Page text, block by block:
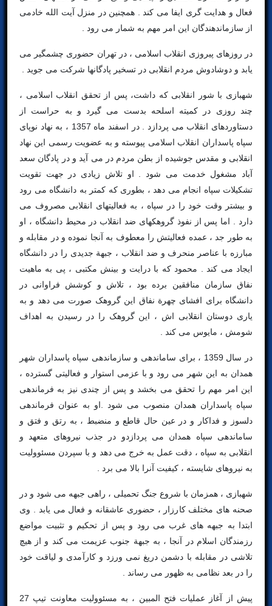
فعال و هدایت گری ایفا می کند . همچنین در منزل آیت الله خادمی
از سازماندهندگان این امر مهم به شمار می رود .
در روزهای پیروزی انقلاب اسلامی ، در تهران حضوری چشمگیر می
یابد و دوشادوش مردم انقلابی در تسخیر پادگانها شرکت می جوید .
شهبازی با شور انقلابی که داشت، پس از تحقق انقلاب اسلامی ،
چند روزی در کمیته اسلحه بدست می گیرد و به حراست از
دستاوردهای انقلاب می پردازد . در اسفند ماه 1357 ، به نهاد نوپای
سپاه پاسداران انقلاب اسلامی پیوسته و به عضویت رسمی این نهاد
انقلابی و مقدس جوشیده از بطن مردم در می آید و در پادگان سعد
آباد مشغول خدمت می شود . او تلاش زیادی در جهت تقویت
تشکیلات سپاه انجام می دهد ، بطوری که کمتر به دانشگاه می رود
و بیشتر وقت خود را در سپاه ، به فعالیتهای انقلابی مصروف می
دارد . اما پس از نفوذ گروهکهای ضد انقلاب در محیط دانشگاه ، او
به طور جد ، عمده فعالیتش را معطوف به آنجا نموده و در مقابله و
مبارزه با عناصر منحرف و ضد انقلاب ، جبهة جدیدی را در دانشگاه
ایجاد می کند . محمود که با درایت و بینش مکتبی ، پی به ماهیت
نفاق سازمان منافقین برده بود ، تلاش و کوشش فراوانی در
دانشگاه برای افشای چهرة نفاق این گروهک صورت می دهد و به
یاری دوستان انقلابی اش ، این گروهک را در رسیدن به اهداف
شومش ، مایوس می کند .
در سال 1359 ، برای ساماندهی و سازماندهی سپاه پاسداران شهر
همدان به این شهر می رود و با عزمی استوار و فعالیتی گسترده ،
این امر مهم را تحقق می بخشد و پس از چندی نیز به فرماندهی
سپاه پاسداران همدان منصوب می شود .او به عنوان فرماندهی
دلسوز و فداکار و در عین حال قاطع و منضبط ، به رتق و فتق و
ساماندهی سپاه همدان می پردازدو در جذب نیروهای متعهد و
انقلابی به سپاه ، دقت عمل به خرج می دهد و با سپردن مسئوولیت
به نیروهای شایسته ، کیفیت آنرا بالا می برد .
شهبازی ، همزمان با شروع جنگ تحمیلی ، راهی جبهه می شود و در
صحنه های مختلف کارزار ، حضوری عاشقانه و فعال می یابد . وی
ابتدا به جبهه های غرب می رود و پس از تحکیم و تثبیت مواضع
رزمندگان اسلام در آنجا ، به جبهة جنوب عزیمت می کند و از هیچ
تلاشی در مقابله با دشمن دریغ نمی ورزد و کارآمدی و لیاقت خود
را در بعد نظامی به ظهور می رساند .
پیش از آغاز عملیات فتح المبین ، به مسئوولیت معاونت تیپ 27